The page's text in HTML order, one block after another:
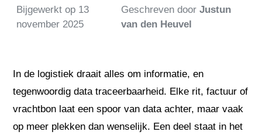
Bijgewerkt op 13
november 2025
Geschreven doorJustun
van den Heuvel
In de logistiek draait alles om informatie, en
tegenwoordig data traceerbaarheid. Elke rit, factuur of
vrachtbon laat een spoor van data achter, maar vaak
op meer plekken dan wenselijk. Een deel staat in het